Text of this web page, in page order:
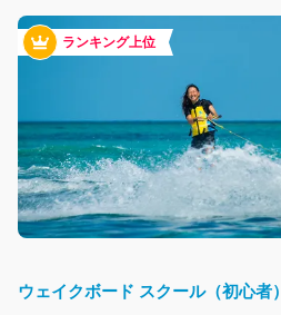
ランキング上位
ウェイクボード スクール（初心者）